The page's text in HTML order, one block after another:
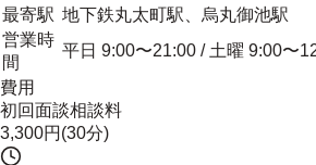
最寄駅 地下鉄丸太町駅、烏丸御池駅
営業時
間
平日 9:00〜21:00 / 土曜 9:00〜
費用
初回面談相談料
3,300円(30分)